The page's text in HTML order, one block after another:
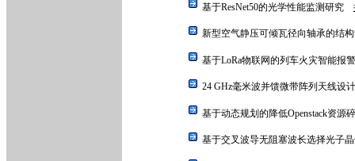
基于ResNet50的光学性能监测研究
新型空气静压可倾瓦径向轴承的结
基于LoRa物联网的列车火灾智能
24 GHz毫米波并馈微带阵列天线
基于动态规划的降低Openstack资
基于交叉波导无阻塞波长选择光子